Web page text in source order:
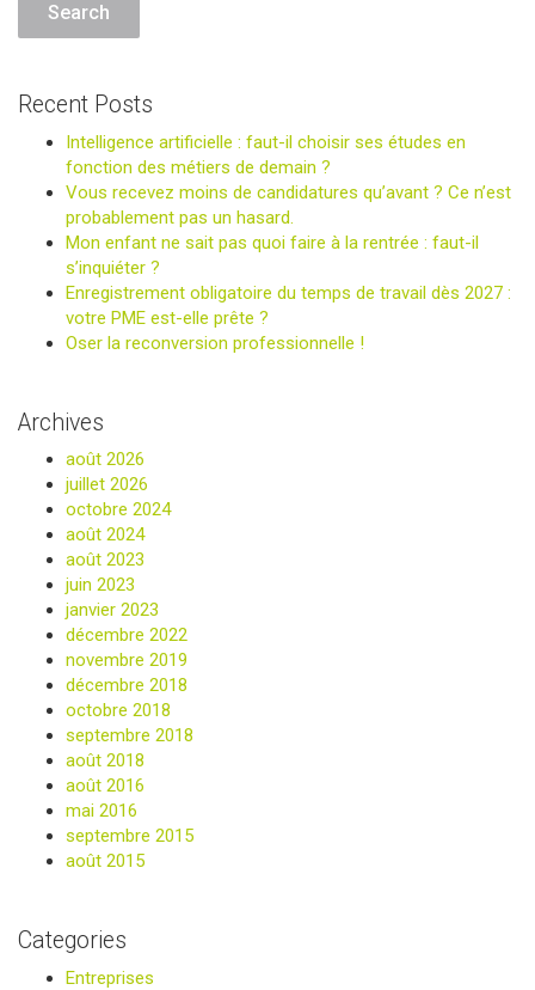
Recent Posts
Intelligence artificielle : faut-il choisir ses études en
fonction des métiers de demain ?
Vous recevez moins de candidatures qu’avant ? Ce n’est
probablement pas un hasard.
Mon enfant ne sait pas quoi faire à la rentrée : faut-il
s’inquiéter ?
Enregistrement obligatoire du temps de travail dès 2027 :
votre PME est-elle prête ?
Oser la reconversion professionnelle !
Archives
août 2026
juillet 2026
octobre 2024
août 2024
août 2023
juin 2023
janvier 2023
décembre 2022
novembre 2019
décembre 2018
octobre 2018
septembre 2018
août 2018
août 2016
mai 2016
septembre 2015
août 2015
Categories
Entreprises